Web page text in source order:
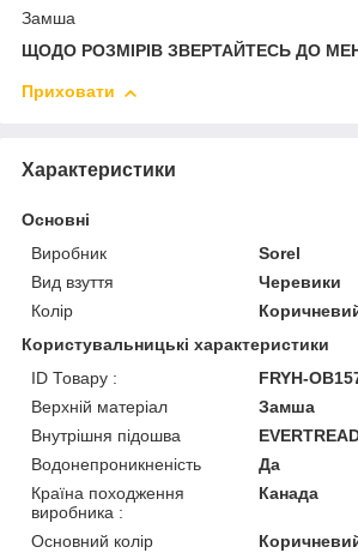
Замша
ЩОДО РОЗМІРІВ ЗВЕРТАЙТЕСЬ ДО
Приховати
Характеристики
Основні
Виробник
Sorel
Вид взуття
Черевики
Колір
Користувальницькі характеристики
ID Товару :
FRYH-
Верхній матеріал
Замша
Внутрішня підошва
Водонепроникненість
Да
Країна походження
виробника :
Канада
Основний колір